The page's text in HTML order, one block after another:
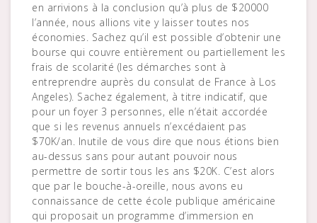
en arrivions à la conclusion qu’à plus de $20000
l’année, nous allions vite y laisser toutes nos
économies. Sachez qu’il est possible d’obtenir une
bourse qui couvre entièrement ou partiellement les
frais de scolarité (les démarches sont à
entreprendre auprès du consulat de France à Los
Angeles). Sachez également, à titre indicatif, que
pour un foyer 3 personnes, elle n’était accordée
que si les revenus annuels n’excédaient pas
$70K/an. Inutile de vous dire que nous étions bien
au-dessus sans pour autant pouvoir nous
permettre de sortir tous les ans $20K. C’est alors
que par le bouche-à-oreille, nous avons eu
connaissance de cette école publique américaine
qui proposait un programme d’immersion en